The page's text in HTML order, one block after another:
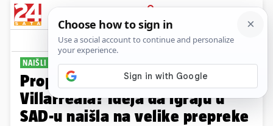
PRIJAVA
Sport Komentari
NAIŠLI NA OTPOR
Propada plan Barcelone i
Villarreala? Ideja da igraju u
SAD-u naišla na velike prepreke